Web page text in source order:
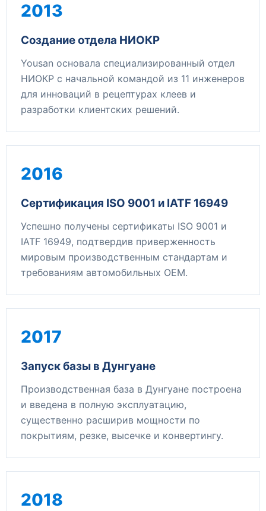
2013
Создание отдела НИОКР
Yousan основала специализированный отдел
НИОКР с начальной командой из 11 инженеров
для инноваций в рецептурах клеев и
разработки клиентских решений.
2016
Сертификация ISO 9001 и IATF 16949
Успешно получены сертификаты ISO 9001 и
IATF 16949, подтвердив приверженность
мировым производственным стандартам и
требованиям автомобильных OEM.
2017
Запуск базы в Дунгуане
Производственная база в Дунгуане построена
и введена в полную эксплуатацию,
существенно расширив мощности по
покрытиям, резке, высечке и конвертингу.
2018